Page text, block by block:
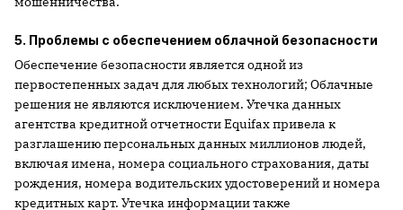
5. Проблемы с обеспечением облачной безопасности
Обеспечение безопасности является одной из
первостепенных задач для любых технологий; Облачные
решения не являются исключением. Утечка данных
агентства кредитной отчетности Equifax привела к
разглашению персональных данных миллионов людей,
включая имена, номера социального страхования, даты
рождения, номера водительских удостоверений и номера
кредитных карт. Утечка информации также